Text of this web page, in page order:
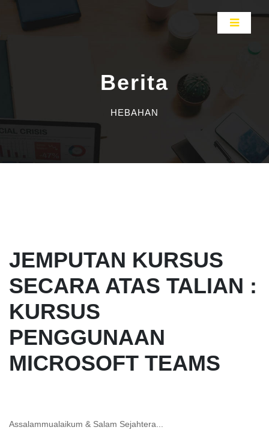
Berita
HEBAHAN
JEMPUTAN KURSUS
SECARA ATAS TALIAN :
KURSUS
PENGGUNAAN
MICROSOFT TEAMS
Assalammualaikum & Salam Sejahtera...